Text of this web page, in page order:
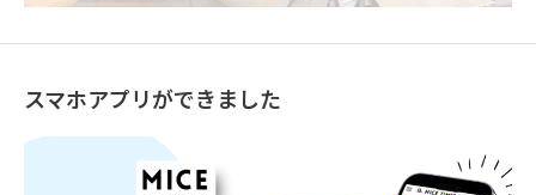
スマホアプリができました